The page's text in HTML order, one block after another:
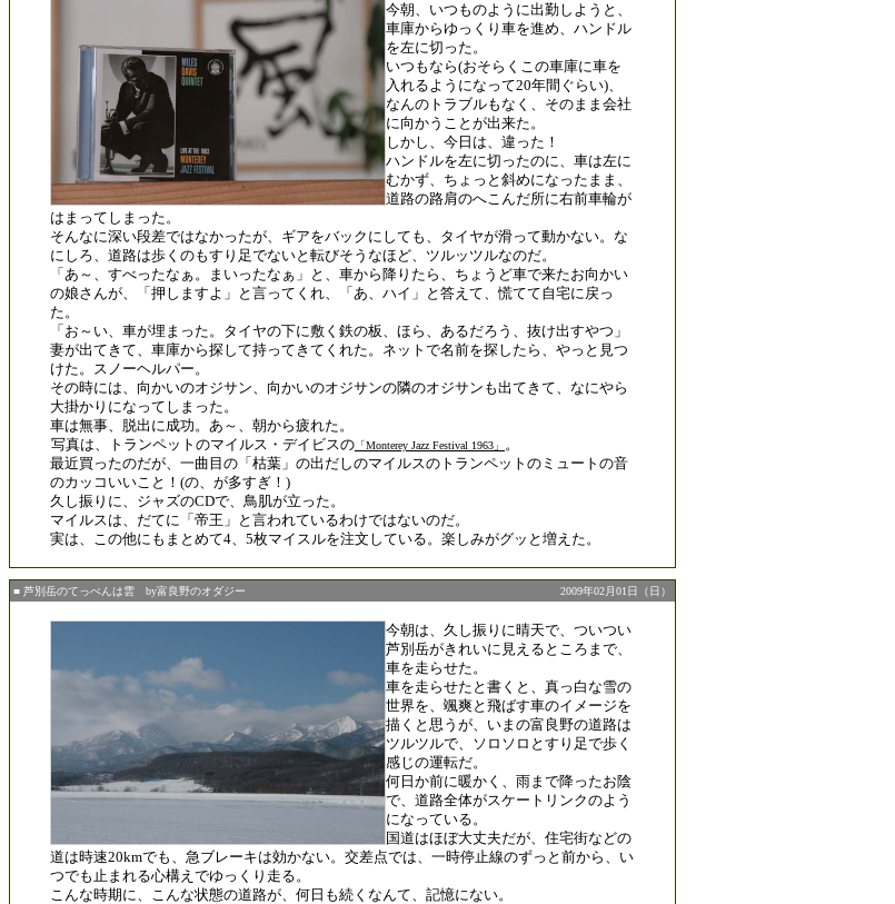
今朝、いつものように出勤しようと、
車庫からゆっくり車を進め、ハンドル
を左に切った。
いつもなら(おそらくこの車庫に車を
入れるようになって20年間ぐらい)、
なんのトラブルもなく、そのまま会社
に向かうことが出来た。
しかし、今日は、違った！
ハンドルを左に切ったのに、車は左に
むかず、ちょっと斜めになったまま、
道路の路肩のへこんだ所に右前車輪が
はまってしまった。
そんなに深い段差ではなかったが、ギアをバックにしても、タイヤが滑って動かない。な
にしろ、道路は歩くのもすり足でないと転びそうなほど、ツルッツルなのだ。
「あ～、すべったなぁ。まいったなぁ」と、車から降りたら、ちょうど車で来たお向かい
の娘さんが、「押しますよ」と言ってくれ、「あ、ハイ」と答えて、慌てて自宅に戻っ
た。
「お～い、車が埋まった。タイヤの下に敷く鉄の板、ほら、あるだろう、抜け出すやつ」
妻が出てきて、車庫から探して持ってきてくれた。ネットで名前を探したら、やっと見つ
けた。スノーヘルパー。
その時には、向かいのオジサン、向かいのオジサンの隣のオジサンも出てきて、なにやら
大掛かりになってしまった。
車は無事、脱出に成功。あ～、朝から疲れた。
写真は、トランペットのマイルス・デイビスの 「Monterey Jazz Festival 1963」 。
最近買ったのだが、一曲目の「枯葉」の出だしのマイルスのトランペットのミュートの音
のカッコいいこと！(の、が多すぎ！)
久し振りに、ジャズのCDで、鳥肌が立った。
マイルスは、だてに「帝王」と言われているわけではないのだ。
実は、この他にもまとめて4、5枚マイスルを注文している。楽しみがグッと増えた。
■ 芦別岳のてっぺんは雲 by富良野のオダジー 2009年02月01日（日）
今朝は、久し振りに晴天で、ついつい
芦別岳がきれいに見えるところまで、
車を走らせた。
車を走らせたと書くと、真っ白な雪の
世界を、颯爽と飛ばす車のイメージを
描くと思うが、いまの富良野の道路は
ツルツルで、ソロソロとすり足で歩く
感じの運転だ。
何日か前に暖かく、雨まで降ったお陰
で、道路全体がスケートリンクのよう
になっている。
国道はほぼ大丈夫だが、住宅街などの
道は時速20kmでも、急ブレーキは効かない。交差点では、一時停止線のずっと前から、い
つでも止まれる心構えでゆっくり走る。
こんな時期に、こんな状態の道路が、何日も続くなんて、記憶にない。